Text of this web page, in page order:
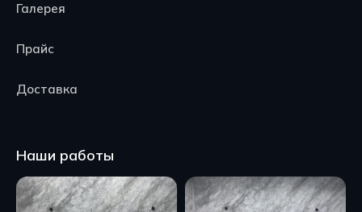
Галерея
Прайс
Доставка
Наши работы